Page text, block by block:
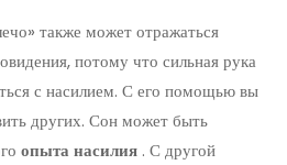
также может отражаться
потому что сильная рука
с насилием. С его помощью вы
других. Сон может быть
опыта насилия . С другой